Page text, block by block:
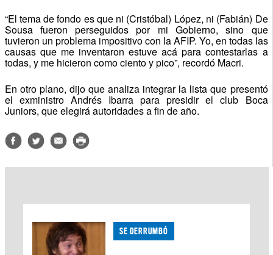
“El tema de fondo es que ni (Cristóbal) López, ni (Fabián) De
Sousa fueron perseguidos por mi Gobierno, sino que
tuvieron un problema impositivo con la AFIP. Yo, en todas las
causas que me inventaron estuve acá para contestarlas a
todas, y me hicieron como ciento y pico”, recordó Macri.
En otro plano, dijo que analiza integrar la lista que presentó
el exministro Andrés Ibarra para presidir el club Boca
Juniors, que elegirá autoridades a fin de año.
SE DERRUMBÓ